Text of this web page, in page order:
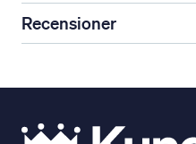
Recensioner